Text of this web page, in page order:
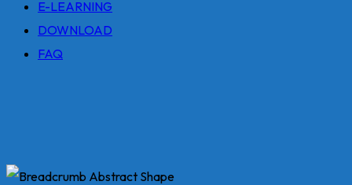
E-LEARNING
DOWNLOAD
FAQ